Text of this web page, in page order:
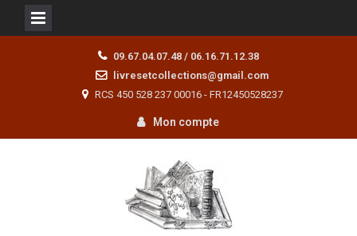
09.67.04.07.48 / 06.16.71.12.38
livresetcollections@gmail.com
RCS 450 528 237 00016 - FR12450528237
Mon compte